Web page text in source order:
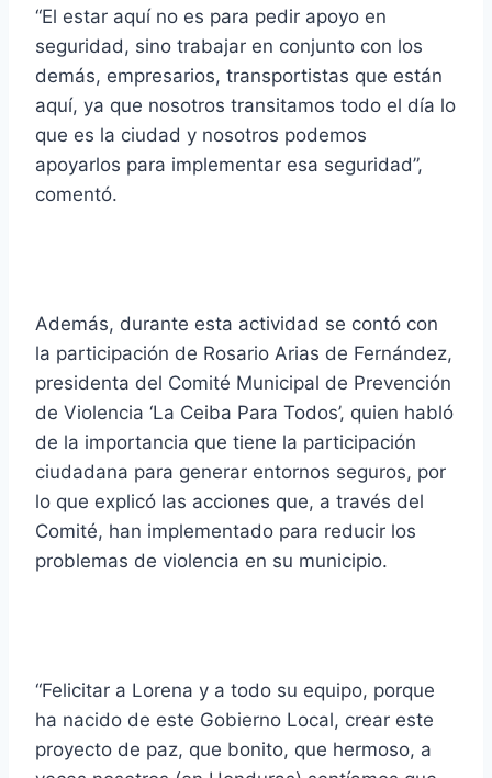
“El estar aquí no es para pedir apoyo en
seguridad, sino trabajar en conjunto con los
demás, empresarios, transportistas que están
aquí, ya que nosotros transitamos todo el día lo
que es la ciudad y nosotros podemos
apoyarlos para implementar esa seguridad”,
comentó.
Además, durante esta actividad se contó con
la participación de Rosario Arias de Fernández,
presidenta del Comité Municipal de Prevención
de Violencia ‘La Ceiba Para Todos’, quien habló
de la importancia que tiene la participación
ciudadana para generar entornos seguros, por
lo que explicó las acciones que, a través del
Comité, han implementado para reducir los
problemas de violencia en su municipio.
“Felicitar a Lorena y a todo su equipo, porque
ha nacido de este Gobierno Local, crear este
proyecto de paz, que bonito, que hermoso, a